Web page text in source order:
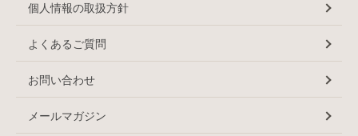
個人情報の取扱方針
よくあるご質問
お問い合わせ
メールマガジン